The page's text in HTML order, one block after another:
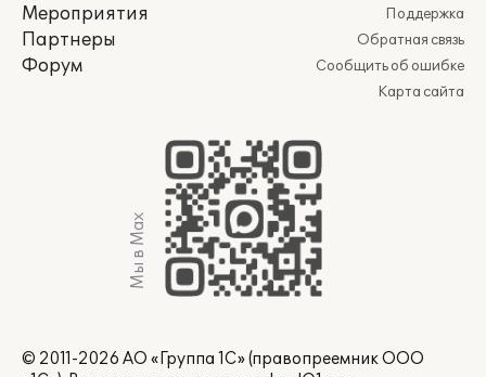
Мероприятия
Партнеры
Форум
Поддержка
Обратная связь
Сообщить об ошибке
Карта сайта
Мы в Max
© 2011-2026 АО «Группа 1С» (правопреемник ООО